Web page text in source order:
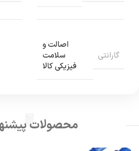
گارانتی
اصالت و
سلامت
فیزیکی کالا
محصولات